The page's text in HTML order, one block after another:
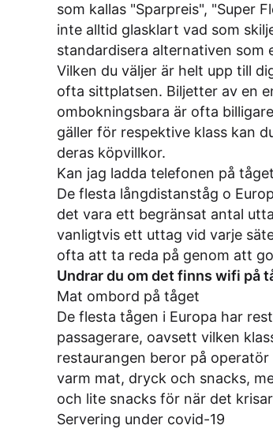
som kallas "Sparpreis", "Super
inte alltid glasklart vad som
standardisera alternativen som
Vilken du väljer är helt upp till
ofta sittplatsen. Biljetter av en
ombokningsbara är ofta
gäller för respektive klass kan
deras köpvillkor.
Kan jag ladda telefonen på
De flesta långdistanståg o
det vara ett begränsat antal
vanligtvis ett uttag vid varje
ofta att ta reda på genom att
Undrar du om det finns wifi på
Mat ombord på tåget
De flesta tågen i Europa har
passagerare, oavsett vilken
restaurangen beror på
varm mat, dryck och snacks,
och lite snacks för när det
Servering under covid-19